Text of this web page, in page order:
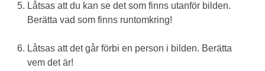
Låtsas att du kan se det som finns utanför bilden.
Berätta vad som finns runtomkring!
Låtsas att det går förbi en person i bilden. Berätta
vem det är!